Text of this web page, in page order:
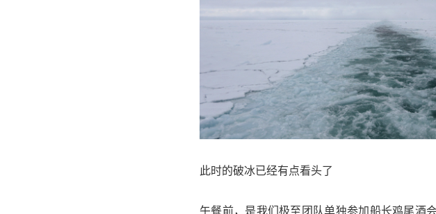
此时的破冰已经有点看头了
午餐前，是我们极至团队单独参加船长鸡尾酒